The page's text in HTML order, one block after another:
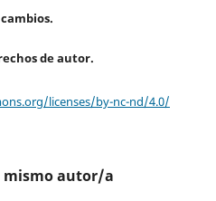
de autor.
licenses/by-nc-nd/4.0/
mismo autor/a